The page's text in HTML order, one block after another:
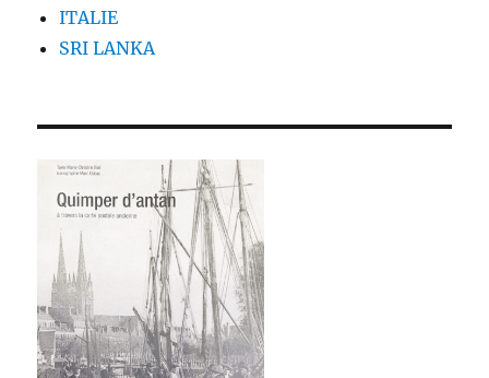
ITALIE
SRI LANKA